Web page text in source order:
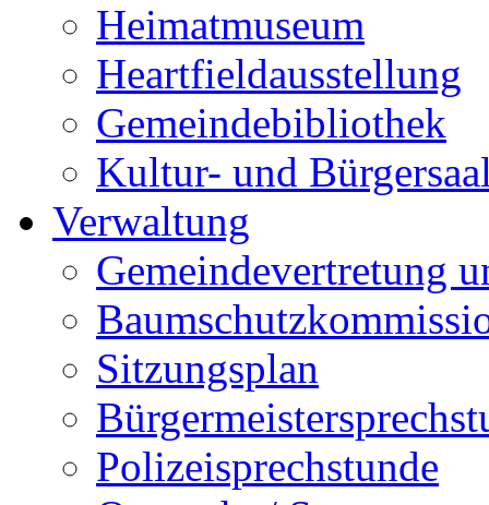
Heimatmuseum
Heartfieldausstellung
Gemeindebibliothek
Kultur- und
Verwaltung
Gemeindevertretung
Sitzungsplan
Polizeisprechstunde